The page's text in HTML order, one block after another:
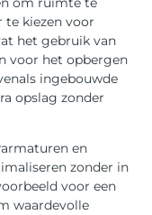
te kiezen voor
het gebruik van
voor het opbergen
ingebouwde
opslag zonder
en
zonder in
voor een
waardevolle